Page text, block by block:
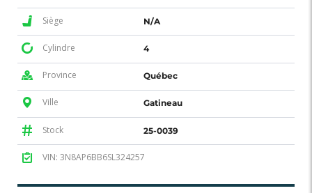
Siège N/A
Cylindre 4
Province Québec
Ville Gatineau
Stock 25-0039
VIN: 3N8AP6BB6SL324257